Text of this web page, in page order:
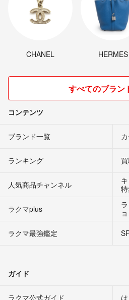
CHANEL HERMES
すべてのブラン
コンテンツ
ブランド一覧
ランキング
人気商品チャンネル
ラクマplus
ラクマ最強鑑定
ガイド
ラクマ公式ガイド